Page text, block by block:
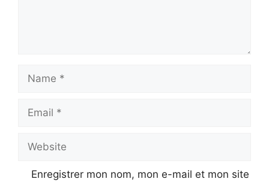
Enregistrer mon nom, mon e-mail et mon site